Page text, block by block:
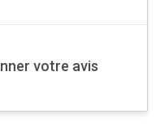
votre avis